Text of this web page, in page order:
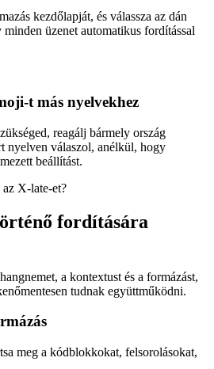
kezdőlapját, és válassza az dán
üzenet automatikus fordítással
t más nyelvekhez
reagálj bármely ország
nyelven válaszol, anélkül, hogy
beállítást.
X-late-et?
fordítására
a kontextust és a formázást,
tudnak együttműködni.
meg a kódblokkokat, felsorolásokat,